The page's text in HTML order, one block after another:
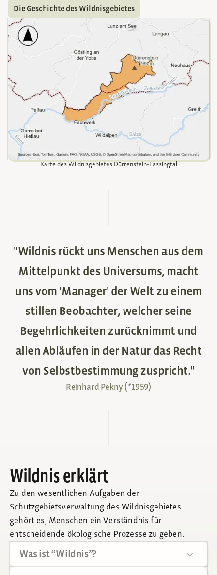
Die Geschichte des Wildnisgebietes
Karte des Wildnisgebietes Dürrenstein-Lassingtal
"Wi d nis rüc kt uns Mensc hen aus d em
Mitte pun kt d es Universums, mac ht
uns vom 'Manager' d er We t zu einem
sti en Beobac hter, we c her seine
Begehrl ic h keiten zurüc knimmt und
al en Ab äufen in d er Natur d as Recht
von Se bstbestimmung zuspric ht."
Reinhard Pekny (*1959)
Wildnis erklärt
Zu den wesentlichen Aufgaben der
Schutzgebietsverwaltung des Wildnisgebietes
gehört es, Menschen ein Verständnis für
entscheidende ökologische Prozesse zu geben.
Was ist “Wildnis”?